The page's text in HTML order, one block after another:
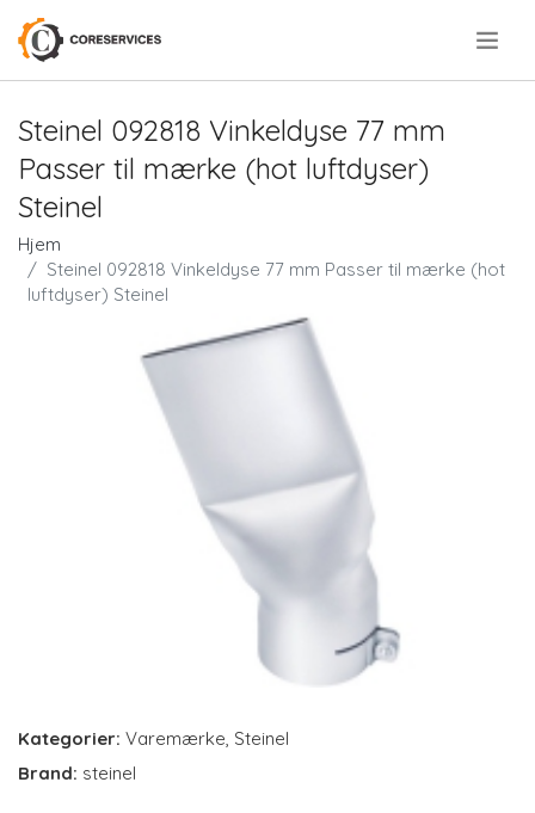
Steinel 092818 Vinkeldyse 77 mm
Passer til mærke (hot luftdyser)
Steinel
Hjem
Steinel 092818 Vinkeldyse 77 mm Passer til mærke (hot
luftdyser) Steinel
Kategorier: Varemærke Steinel
Brand: steinel